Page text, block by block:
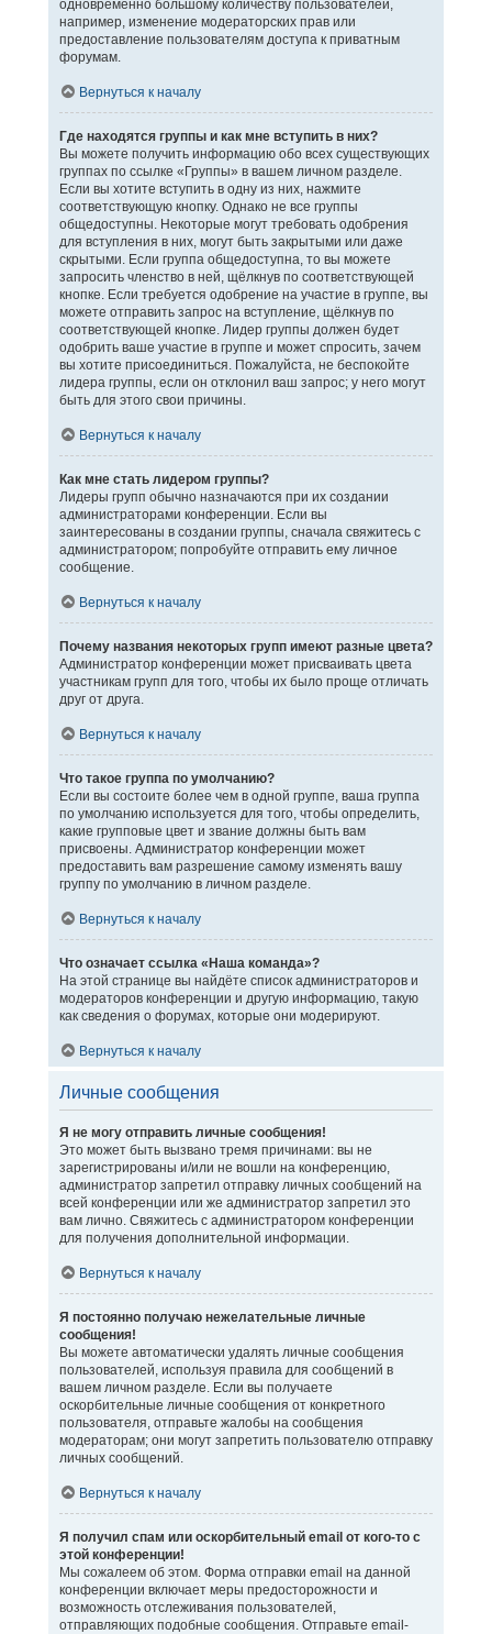
одновременно большому количеству пользователей,
например, изменение модераторских прав или
предоставление пользователям доступа к приватным
форумам.
Вернуться к началу
Где находятся группы и как мне вступить в них?
Вы можете получить информацию обо всех существующих
группах по ссылке «Группы» в вашем личном разделе.
Если вы хотите вступить в одну из них, нажмите
соответствующую кнопку. Однако не все группы
общедоступны. Некоторые могут требовать одобрения
для вступления в них, могут быть закрытыми или даже
скрытыми. Если группа общедоступна, то вы можете
запросить членство в ней, щёлкнув по соответствующей
кнопке. Если требуется одобрение на участие в группе, вы
можете отправить запрос на вступление, щёлкнув по
соответствующей кнопке. Лидер группы должен будет
одобрить ваше участие в группе и может спросить, зачем
вы хотите присоединиться. Пожалуйста, не беспокойте
лидера группы, если он отклонил ваш запрос; у него могут
быть для этого свои причины.
Вернуться к началу
Как мне стать лидером группы?
Лидеры групп обычно назначаются при их создании
администраторами конференции. Если вы
заинтересованы в создании группы, сначала свяжитесь с
администратором; попробуйте отправить ему личное
сообщение.
Вернуться к началу
Почему названия некоторых групп имеют разные цвета?
Администратор конференции может присваивать цвета
участникам групп для того, чтобы их было проще отличать
друг от друга.
Вернуться к началу
Что такое группа по умолчанию?
Если вы состоите более чем в одной группе, ваша группа
по умолчанию используется для того, чтобы определить,
какие групповые цвет и звание должны быть вам
присвоены. Администратор конференции может
предоставить вам разрешение самому изменять вашу
группу по умолчанию в личном разделе.
Вернуться к началу
Что означает ссылка «Наша команда»?
На этой странице вы найдёте список администраторов и
модераторов конференции и другую информацию, такую
как сведения о форумах, которые они модерируют.
Вернуться к началу
Личные сообщения
Я не могу отправить личные сообщения!
Это может быть вызвано тремя причинами: вы не
зарегистрированы и/или не вошли на конференцию,
администратор запретил отправку личных сообщений на
всей конференции или же администратор запретил это
вам лично. Свяжитесь с администратором конференции
для получения дополнительной информации.
Вернуться к началу
Я постоянно получаю нежелательные личные
сообщения!
Вы можете автоматически удалять личные сообщения
пользователей, используя правила для сообщений в
вашем личном разделе. Если вы получаете
оскорбительные личные сообщения от конкретного
пользователя, отправьте жалобы на сообщения
модераторам; они могут запретить пользователю отправку
личных сообщений.
Вернуться к началу
Я получил спам или оскорбительный email от кого-то с
этой конференции!
Мы сожалеем об этом. Форма отправки email на данной
конференции включает меры предосторожности и
возможность отслеживания пользователей,
отправляющих подобные сообщения. Отправьте email-